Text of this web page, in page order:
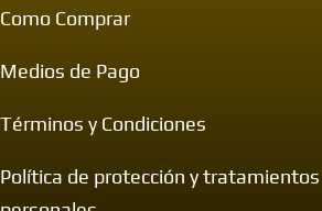
Como Comprar
Medios de Pago
Términos y Condiciones
Política de protección y